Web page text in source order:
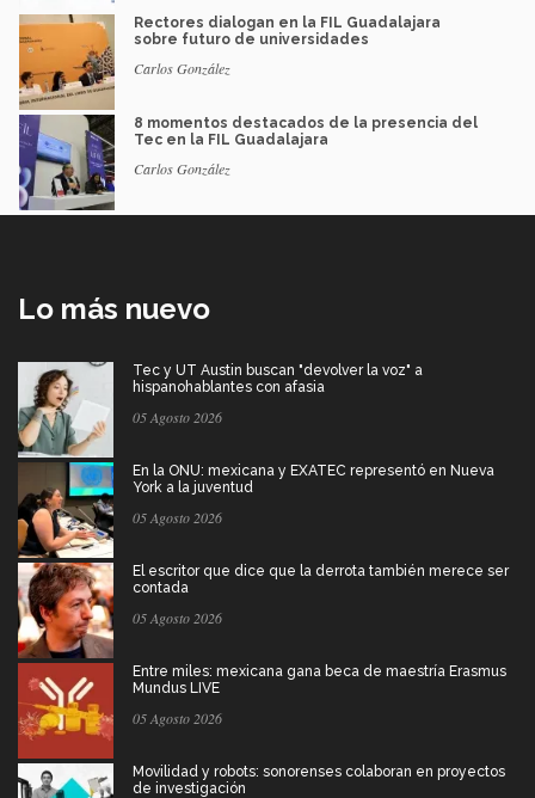
Rectores dialogan en la FIL Guadalajara
sobre futuro de universidades
Carlos González
8 momentos destacados de la presencia del
Tec en la FIL Guadalajara
Carlos González
Lo más nuevo
Tec y UT Austin buscan "devolver la voz" a
hispanohablantes con afasia
05 Agosto 2026
En la ONU: mexicana y EXATEC representó en Nueva
York a la juventud
05 Agosto 2026
El escritor que dice que la derrota también merece ser
contada
05 Agosto 2026
Entre miles: mexicana gana beca de maestría Erasmus
Mundus LIVE
05 Agosto 2026
Movilidad y robots: sonorenses colaboran en proyectos
de investigación